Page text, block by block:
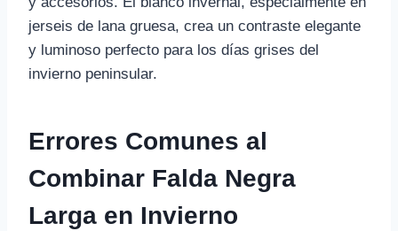
jerseis de lana gruesa, crea un contraste elegante
y luminoso perfecto para los días grises del
invierno peninsular.
Errores Comunes al
Combinar Falda Negra
Larga en Invierno